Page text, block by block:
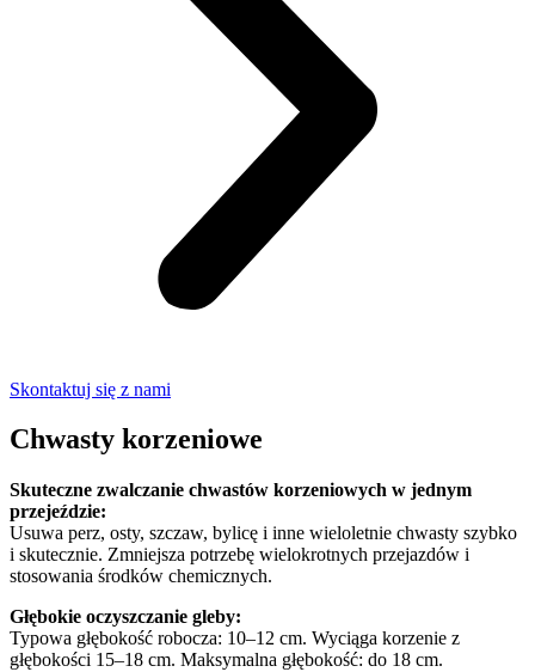
Skontaktuj się z nami
Chwasty korzeniowe
Skuteczne zwalczanie chwastów korzeniowych w jednym
przejeździe:
Usuwa perz, osty, szczaw, bylicę i inne wieloletnie chwasty szybko
i skutecznie. Zmniejsza potrzebę wielokrotnych przejazdów i
stosowania środków chemicznych.
Głębokie oczyszczanie gleby:
Typowa głębokość robocza: 10–12 cm. Wyciąga korzenie z
głębokości 15–18 cm. Maksymalna głębokość: do 18 cm.